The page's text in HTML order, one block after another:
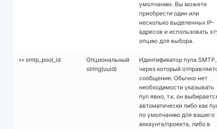
умолчанию. Вы можете
приобрести один или
несколько выделенных IP-
адресов и использовать
опцию для выбора.
»» smtp_pool_id
Опциональный
string(uuid)
Идентификатор пула SMTP,
через который
сообщение. Обычно нет
необходимости указывать
пул явно, т.к. он
автоматически либо как
по умолчанию для вашего
аккаунта/проекта, либо в